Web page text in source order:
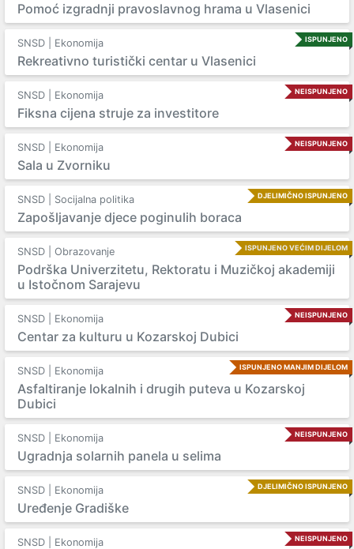
Pomoć izgradnji pravoslavnog hrama u Vlasenici
ISPUNJENO
SNSD | Ekonomija
Rekreativno turistički centar u Vlasenici
NEISPUNJENO
SNSD | Ekonomija
Fiksna cijena struje za investitore
NEISPUNJENO
SNSD | Ekonomija
Sala u Zvorniku
DJELIMIČNO ISPUNJENO
SNSD | Socijalna politika
Zapošljavanje djece poginulih boraca
ISPUNJENO VEĆIM DIJELOM
SNSD | Obrazovanje
Podrška Univerzitetu, Rektoratu i Muzičkoj akademiji
u Istočnom Sarajevu
NEISPUNJENO
SNSD | Ekonomija
Centar za kulturu u Kozarskoj Dubici
ISPUNJENO MANJIM DIJELOM
SNSD | Ekonomija
Asfaltiranje lokalnih i drugih puteva u Kozarskoj
Dubici
NEISPUNJENO
SNSD | Ekonomija
Ugradnja solarnih panela u selima
DJELIMIČNO ISPUNJENO
SNSD | Ekonomija
Uređenje Gradiške
NEISPUNJENO
SNSD | Ekonomija